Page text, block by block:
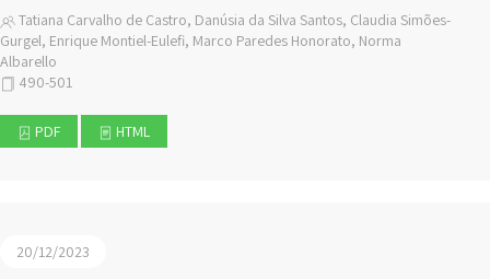
Tatiana Carvalho de Castro, Danúsia da Silva Santos, Claudia Simões-
Gurgel, Enrique Montiel-Eulefi, Marco Paredes Honorato, Norma
Albarello
490-501
PDF HTML
20/12/2023